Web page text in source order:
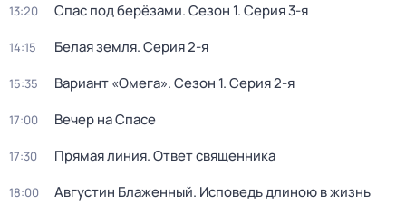
13:20 Спас под берёзами. Сезон 1. Серия 3-я
14:15 Белая земля. Серия 2-я
15:35 Вариант «Омега». Сезон 1. Серия 2-я
17:00 Вечер на Спасе
17:30 Прямая линия. Ответ священника
18:00 Августин Блаженный. Исповедь длиною в жизнь